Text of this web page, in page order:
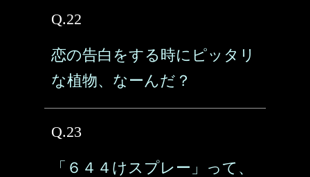
Q.22
恋の告白をする時にピッタリ
な植物、なーんだ？
Q.23
「６４４けスプレー」って、